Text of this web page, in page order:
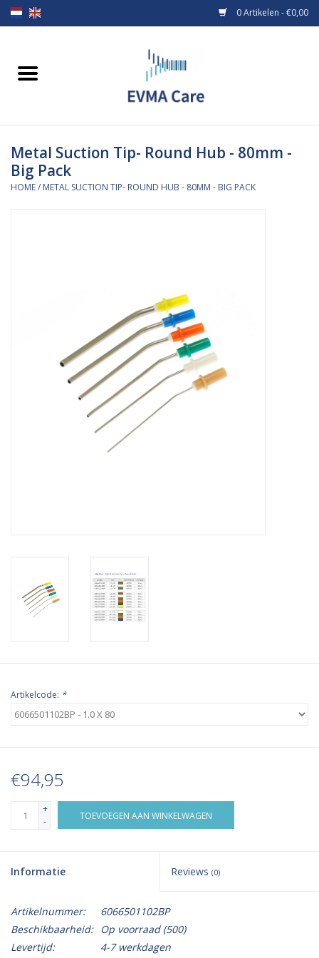
0 Artikelen - €0,00
Home
Borstvoeding
Voeding
Verzorging & Beauty
Metal Suction Tip- Round Hub - 80mm -
Big Pack
HOME/ METAL SUCTION TIP- ROUND HUB - 80MM - BIG PACK
Artikelcode: *
€94,95
+
-
TOEVOEGEN AAN WINKELWAGEN
Informatie Reviews (0)
Artikelnummer:
6066501102BP
Beschikbaarheid: Op voorraad(500)
Levertijd:
4-7 werkdagen